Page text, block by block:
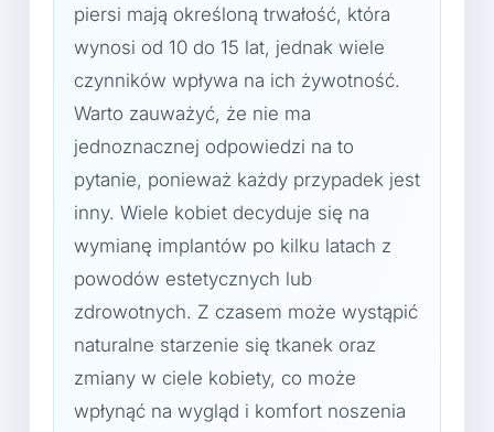
piersi mają określoną trwałość, która
wynosi od 10 do 15 lat, jednak wiele
czynników wpływa na ich żywotność.
Warto zauważyć, że nie ma
jednoznacznej odpowiedzi na to
pytanie, ponieważ każdy przypadek jest
inny. Wiele kobiet decyduje się na
wymianę implantów po kilku latach z
powodów estetycznych lub
zdrowotnych. Z czasem może wystąpić
naturalne starzenie się tkanek oraz
zmiany w ciele kobiety, co może
wpłynąć na wygląd i komfort noszenia